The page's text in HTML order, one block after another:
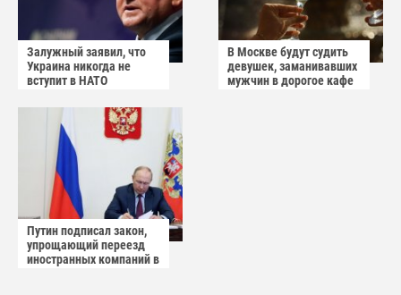
Залужный заявил, что
Украина никогда не
вступит в НАТО
В Москве будут судить
девушек, заманивавших
мужчин в дорогое кафе
Путин подписал закон,
упрощающий переезд
иностранных компаний в